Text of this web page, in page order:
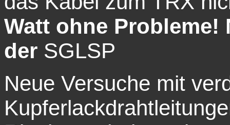
Watt ohne
der SGLSP
Neue Versuche mit